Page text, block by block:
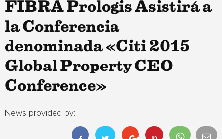
FIBRA Prologis Asistirá a
la Conferencia
denominada «Citi 2015
Global Property CEO
Conference»
News provided by: